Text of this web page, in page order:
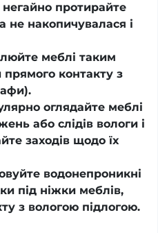
протирайте
не накопичувалася і
меблі таким
контакту з
оглядайте меблі
або слідів вологи і
заходів щодо їх
водонепроникні
під ніжки меблів,
з вологою підлогою.